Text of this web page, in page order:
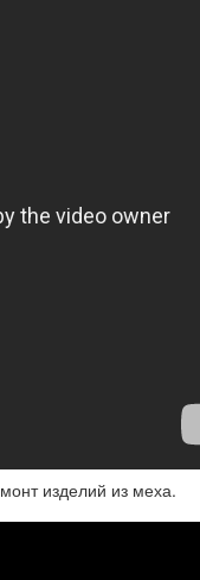
изделий из меха.